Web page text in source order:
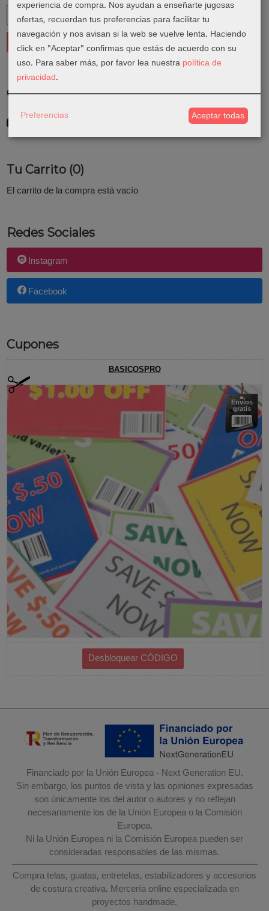
Costes de Envío
GRATIS *
Tu Carrito (0)
El carrito de la compra está vacío
Redes Sociales
Instagram
Facebook
Cupones
BASICOSPRO
Envíos
gratis
Financiado por la Unión Europea - Next Generation EU.
Sin embargo, los puntos de vista y las opiniones expresadas
son únicamente los del autor o autores y no reflejan
necesariamente los de la Unión Europea o la Comisión
Europea.
Ni la Unión Europea ni la Comisión Europea pueden ser
consideradas responsables de las mismas.
Compra telas, guatas, entretelas, estabilizadores y accesorios
de costura creativa. Mercería online especializada en
proyectos handmade.
experiencia de compra. Nos ayudan a enseñarte jugosas
ofertas, recuerdan tus preferencias para facilitar tu
navegación y nos avisan si la web se vuelve lenta. Haciendo
click en "Aceptar" confirmas que estás de acuerdo con su
uso. Para saber más, por favor lea nuestra política de
privacidad.
Preferencias Aceptar todas